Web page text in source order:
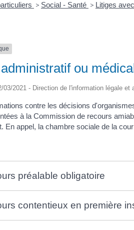
> Social - Santé > Litiges
ou
03/2021 - Direction de l'information légale et
contre les décisions
à la Commission de recours
En appel, la chambre sociale de la
préalable obligatoire
contentieux en première